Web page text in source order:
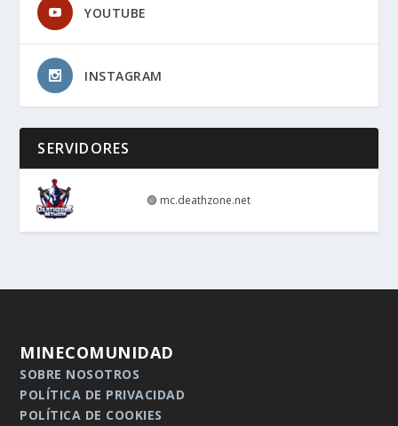
YOUTUBE
INSTAGRAM
SERVIDORES
🟢 mc.deathzone.net
MINECOMUNIDAD
SOBRE NOSOTROS
POLÍTICA DE PRIVACIDAD
POLÍTICA DE COOKIES